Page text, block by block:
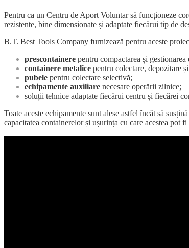
Pentru ca un Centru de Aport Voluntar să funcționeze
rezistente, bine dimensionate și adaptate fiecărui tip de
B.T. Best Tools Company furnizează pentru aceste
prescontainere pentru compactarea și
containere metalice pentru colectare, depozitare
pubele pentru colectare selectivă;
echipamente auxiliare necesare operării zilnice;
soluții tehnice adaptate fiecărui centru și fiecărei
Toate aceste echipamente sunt alese astfel încât să
capacitatea containerelor și ușurința cu care acestea pot